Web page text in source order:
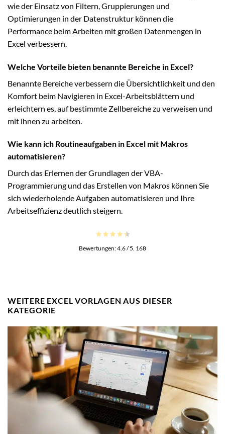
wie der Einsatz von Filtern, Gruppierungen und
Optimierungen in der Datenstruktur können die
Performance beim Arbeiten mit großen Datenmengen in
Excel verbessern.
Welche Vorteile bieten benannte Bereiche in Excel?
Benannte Bereiche verbessern die Übersichtlichkeit und den
Komfort beim Navigieren in Excel-Arbeitsblättern und
erleichtern es, auf bestimmte Zellbereiche zu verweisen und
mit ihnen zu arbeiten.
Wie kann ich Routineaufgaben in Excel mit Makros
automatisieren?
Durch das Erlernen der Grundlagen der VBA-
Programmierung und das Erstellen von Makros können Sie
sich wiederholende Aufgaben automatisieren und Ihre
Arbeitseffizienz deutlich steigern.
Bewertungen:4.6/ 5. 168
WEITERE EXCEL VORLAGEN AUS DIESER
KATEGORIE